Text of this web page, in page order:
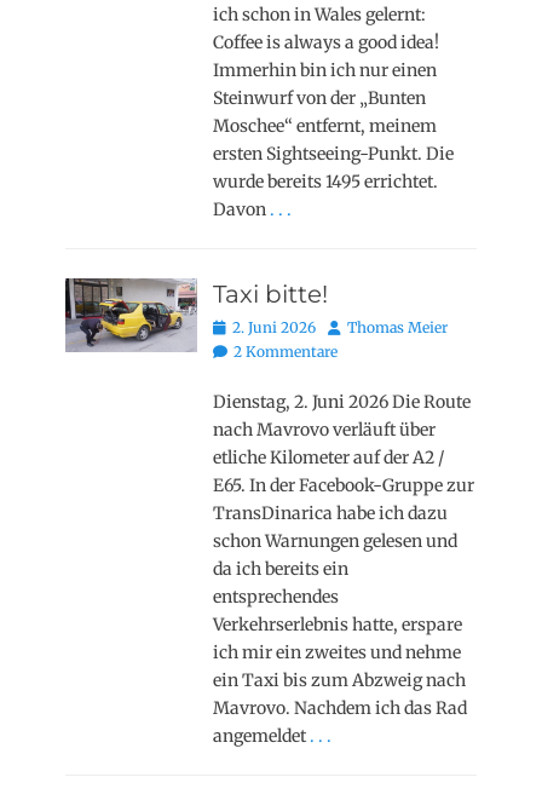
ich schon in Wales gelernt:
Coffee is always a good idea!
Immerhin bin ich nur einen
Steinwurf von der „Bunten
Moschee“ entfernt, meinem
ersten Sightseeing-Punkt. Die
wurde bereits 1495 errichtet.
Davon . . .
Taxi bitte!
Posted
on
2. Juni 2026 AutorThomas Meier
2 Kommentare
Dienstag, 2. Juni 2026 Die Route
nach Mavrovo verläuft über
etliche Kilometer auf der A2 /
E65. In der Facebook-Gruppe zur
TransDinarica habe ich dazu
schon Warnungen gelesen und
da ich bereits ein
entsprechendes
Verkehrserlebnis hatte, erspare
ich mir ein zweites und nehme
ein Taxi bis zum Abzweig nach
Mavrovo. Nachdem ich das Rad
angemeldet . . .